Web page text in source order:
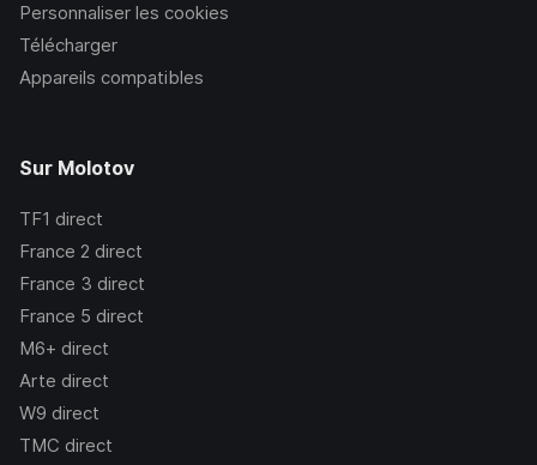
Personnaliser les cookies
Télécharger
Appareils compatibles
Sur Molotov
TF1 direct
France 2 direct
France 3 direct
France 5 direct
M6+ direct
Arte direct
W9 direct
TMC direct